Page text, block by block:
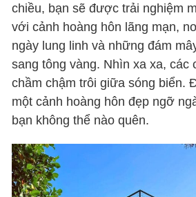
chiều, bạn sẽ được trải nghiệm
với cảnh hoàng hôn lãng mạn,
ngày lung linh và những đám
sang tông vàng. Nhìn xa xa, các
chầm chậm trôi giữa sóng biển.
một cảnh hoàng hôn đẹp ngỡ
bạn không thể nào quên.